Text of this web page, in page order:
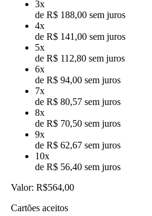
3x
de R$ 188,00 sem juros
4x
de R$ 141,00 sem juros
5x
de R$ 112,80 sem juros
6x
de R$ 94,00 sem juros
7x
de R$ 80,57 sem juros
8x
de R$ 70,50 sem juros
9x
de R$ 62,67 sem juros
10x
de R$ 56,40 sem juros
Valor: R$564,00
Cartões aceitos